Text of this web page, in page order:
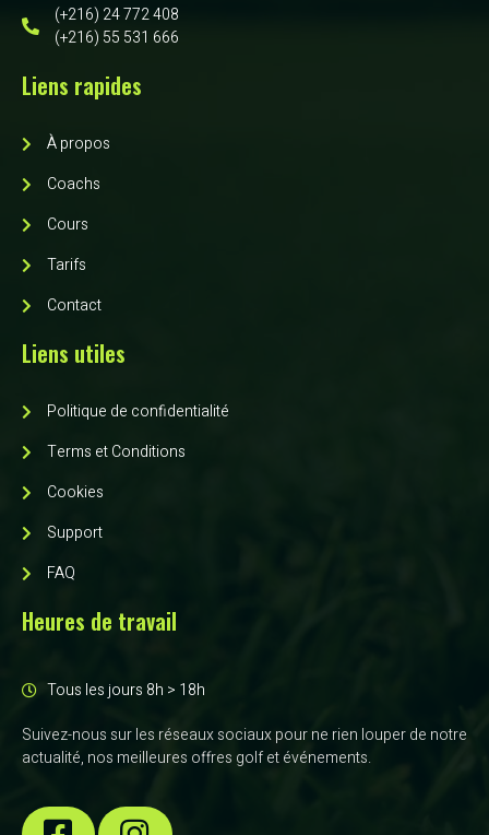
(+216) 24 772 408
(+216) 55 531 666
Liens rapides
À propos
Coachs
Cours
Tarifs
Contact
Liens utiles
Politique de confidentialité
Terms et Conditions
Cookies
Support
FAQ
Heures de travail
Tous les jours 8h > 18h
Suivez-nous sur les réseaux sociaux pour ne rien louper de notre
actualité, nos meilleures offres golf et événements.